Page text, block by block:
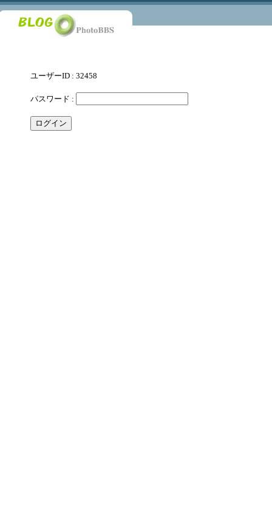
ユーザーID : 32458
パスワード :